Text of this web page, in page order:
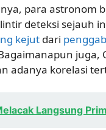
para astronom
deteksi sejauh
kejut dari
juga,
adanya korelasi
Langsung